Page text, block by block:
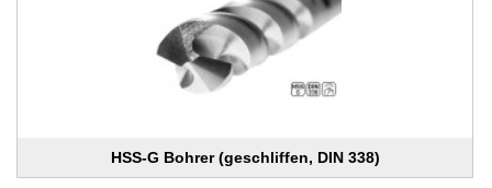
HSS-G Bohrer (geschliffen, DIN 338)